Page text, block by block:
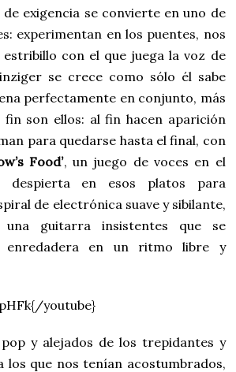
exigencia se convierte en uno de
experimentan en los puentes, nos
con el que juega la voz de
se crece como sólo él sabe
perfectamente en conjunto, más
son ellos: al fin hacen aparición
para quedarse hasta el final, con
Food’, un juego de voces en el
despierta en esos platos para
de electrónica suave y sibilante,
guitarra insistentes que se
enredadera en un ritmo libre y
youtube}
y alejados de los trepidantes y
los que nos tenían acostumbrados,